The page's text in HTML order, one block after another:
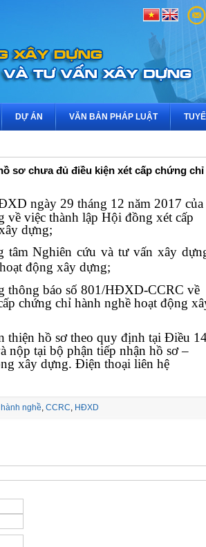
DỰ ÁN VĂN BẢN PHÁP LUẬT
sơ chưa đủ điều kiện xét cấp chứng chỉ
ngày 29 tháng 12 năm 2017 của
việc thành lập Hội đồng xét cấp
dựng;
tâm Nghiên cứu và tư vấn xây
động xây dựng;
thông báo số 801/HĐXD-CCRC về
chứng chỉ hành nghề hoạt động
thiện hồ sơ theo quy định tại Điều
tại bộ phận tiếp nhận hồ sơ –
xây dựng. Điện thoại liên hệ
nghề, CCRC, HĐXD